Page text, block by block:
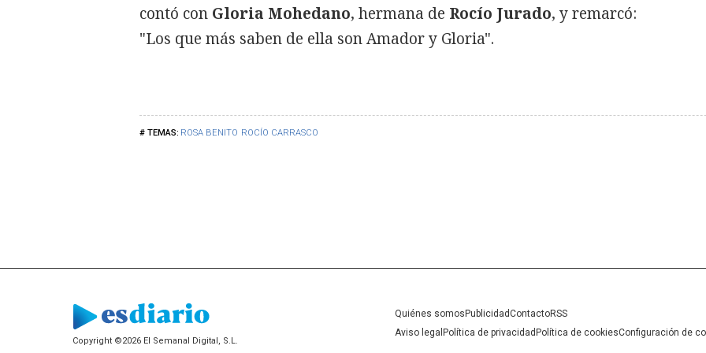
ROSA BENITO ROCÍO CARRASCO
contó con Gloria Mohedano, hermana de Rocío Jurado, y remarcó:
"Los que más saben de ella son Amador y Gloria".
Copyright ©2026 El Semanal Digital, S.L.
Quiénes somos PublicidadContactoRSS
Aviso legal Política de privacidad Política de cookiesConfiguración de